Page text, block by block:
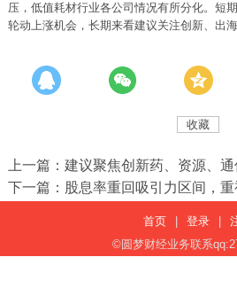
压，低值耗材行业各公司情况有所分化。短
轮动上涨机会，长期来看建议关注创新、出
收藏
下一篇：股息率重回吸引力区间，
首页 登录
©圆梦财经业务联系